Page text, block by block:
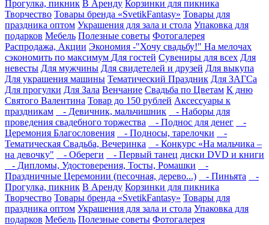
Прогулка, пикник В Аренду Корзинки для пикника
Творчество Товары бренда «SvetikFantasy» Товары для
праздника оптом Украшения для зала и стола Упаковка для
подарков Мебель Полезные советы Фотогалерея
Распродажа, Акции Экономия -"Хочу свадьбу!" На мелочах
сэкономить по максимум Для гостей Сувениры для всех Для
невесты Для мужчины Для свидетелей и друзей Для выкупа
Для украшения машины Тематический Праздник Для ЗАГСа
Для прогулки Для Зала Венчание Свадьба по Цветам К дню
Святого Валентина Товар до 150 рублей Аксессуары к
праздникам
- Девичник, мальчишник
- Наборы для
проведения свадебного торжества
- Поднос для денег
-
Церемония Благословения
- Подносы, тарелочки
-
Тематическая Свадьба, Вечеринка
- Конкурс «На мальчика –
на девочку"
- Обереги
- Первый танец диски DVD и книги
- Дипломы, Удостоверения, Тосты, Ромашки
-
Праздничные Церемонии (песочная, дерево...)
- Пиньята
-
Прогулка, пикник В Аренду Корзинки для пикника
Творчество Товары бренда «SvetikFantasy» Товары для
праздника оптом Украшения для зала и стола Упаковка для
подарков Мебель Полезные советы Фотогалерея